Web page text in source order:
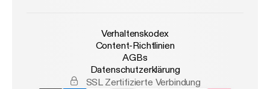
Verhaltenskodex
Content-Richtlinien
AGBs
Datenschutzerklärung
SSL Zertifizierte Verbindung